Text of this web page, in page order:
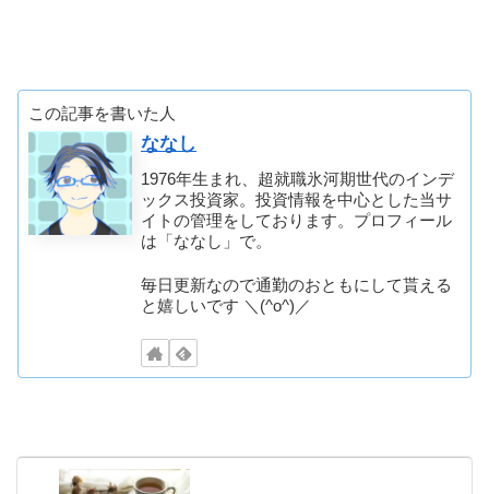
この記事を書いた人
ななし
1976年生まれ、超就職氷河期世代のインデ
ックス投資家。投資情報を中心とした当サ
イトの管理をしております。プロフィール
は「ななし」で。
毎日更新なので通勤のおともにして貰える
と嬉しいです ＼(^o^)／